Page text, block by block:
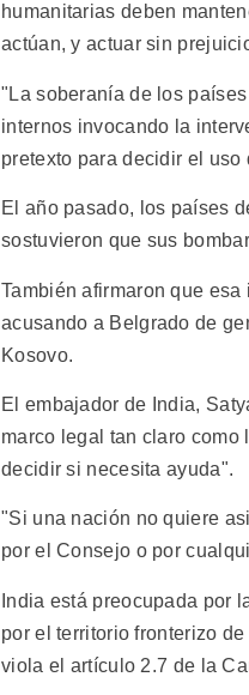
humanitarias deben
actúan, y actuar sin
"La soberanía de los
internos invocando la
pretexto para decidir el
El año pasado, los países
sostuvieron que sus
También afirmaron que
acusando a Belgrado de
Kosovo.
El embajador de India,
marco legal tan claro
decidir si necesita ayuda".
"Si una nación no quiere
por el Consejo o por
India está preocupada por
por el territorio fronterizo
viola el artículo 2.7 de la